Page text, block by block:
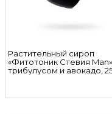
Растительный сироп
«Фитотоник Стевия
трибулусом и авокадо,